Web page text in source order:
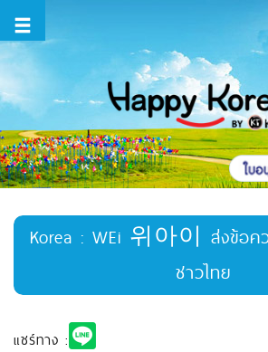
Korea : WEi 위아이 ส่งข้อค
ชาวไทย
แชร์ทาง :